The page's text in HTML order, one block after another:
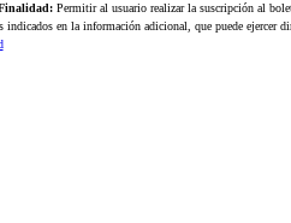
Permitir al usuario realizar la suscripción al
indicados en la información adicional, que puede